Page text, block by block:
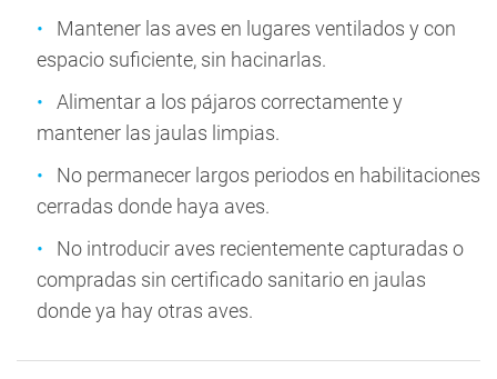
Mantener las aves en lugares ventilados y con
espacio suficiente, sin hacinarlas.
Alimentar a los pájaros correctamente y
mantener las jaulas limpias.
No permanecer largos periodos en habilitaciones
cerradas donde haya aves.
No introducir aves recientemente capturadas o
compradas sin certificado sanitario en jaulas
donde ya hay otras aves.